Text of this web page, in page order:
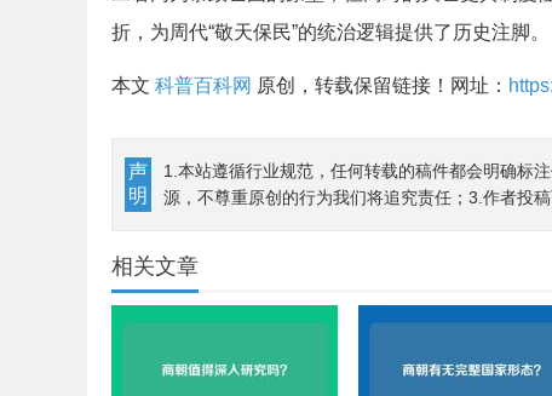
折，为周代“敬天保民”的统治逻辑提供了历史注脚。
本文 科普百科网 原创，转载保留链接！网址：
声
明
1.本站遵循行业规范，任何转载的稿件都会明确标
源，不尊重原创的行为我们将追究责任；3.作者投
相关文章